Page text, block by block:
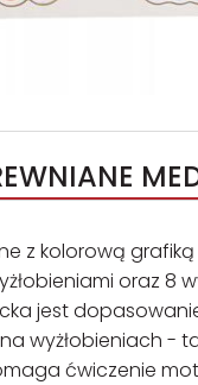
z kolorową
oraz 8
jest
wyżłobieniach -
ćwiczenie